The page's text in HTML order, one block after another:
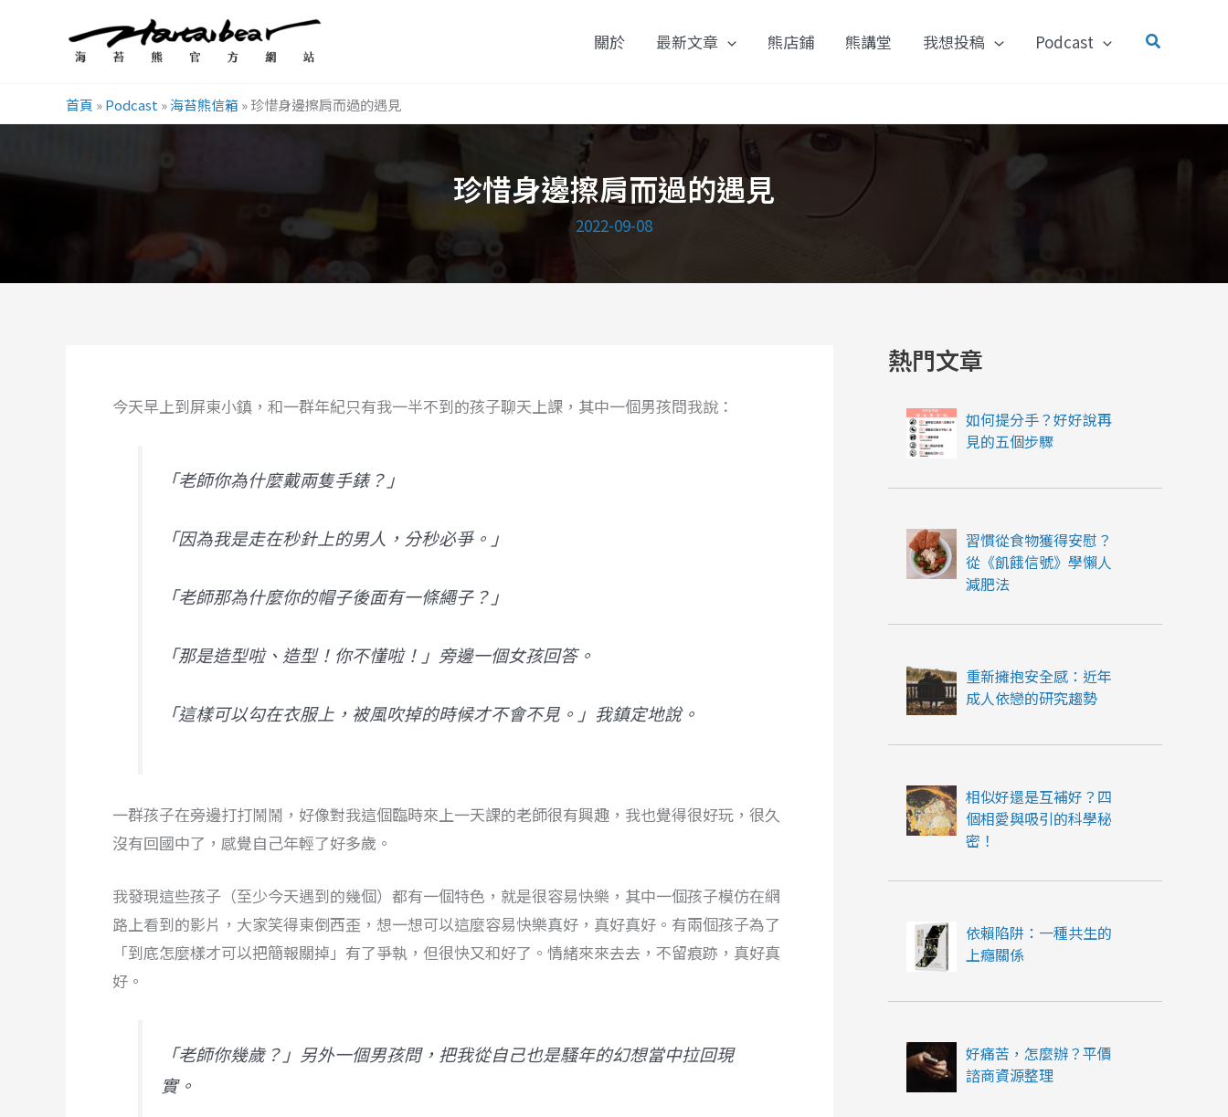
內
關於 最新文章 熊店鋪 熊講堂 我想投稿 Podcast
搜
首頁 »Podcast »海苔熊信箱 »珍惜身邊擦肩而過的遇見
珍惜身邊擦肩而過的遇見
2022-09-08
今天早上到屏東小鎮，和一群年紀只有我一半不到的孩子聊天上課，其中一個男孩問我說：
「老師你為什麼戴兩隻手錶？」
「因為我是走在秒針上的男人，分秒必爭。」
「老師那為什麼你的帽子後面有一條繩子？」
「那是造型啦、造型！你不懂啦！」旁邊一個女孩回答。
「這樣可以勾在衣服上，被風吹掉的時候才不會不見。」我鎮定地說。
一群孩子在旁邊打打鬧鬧，好像對我這個臨時來上一天課的老師很有興趣，我也覺得很好玩，很久
沒有回國中了，感覺自己年輕了好多歲。
我發現這些孩子（至少今天遇到的幾個）都有一個特色，就是很容易快樂，其中一個孩子模仿在網
路上看到的影片，大家笑得東倒西歪，想一想可以這麼容易快樂真好，真好真好。有兩個孩子為了
「到底怎麼樣才可以把簡報關掉」有了爭執，但很快又和好了。情緒來來去去，不留痕跡，真好真
好。
「老師你幾歲？」另外一個男孩問，把我從自己也是騷年的幻想當中拉回現
實。
熱門文章
如何提分手？好好說再
見的五個步驟
習慣從食物獲得安慰？
從《飢餓信號》學懶人
減肥法
重新擁抱安全感：近年
成人依戀的研究趨勢
相似好還是互補好？四
個相愛與吸引的科學秘
密！
依賴陷阱：一種共生的
上癮關係
好痛苦，怎麼辦？平價
諮商資源整理